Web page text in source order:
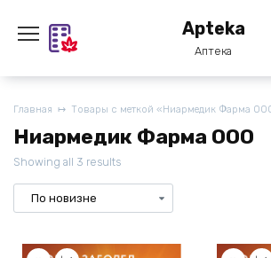
содержанию
Apteka
Аптека
Главная Товары с меткой «Ниармедик Фарма
Ниармедик Фарма ООО
Showing all 3 results